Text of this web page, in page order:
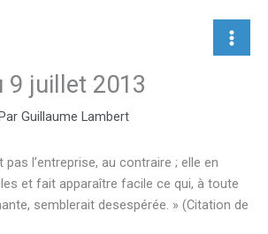
9 juillet 2013
Guillaume Lambert
pas l’entreprise, au contraire ; elle en
et fait apparaître facile ce qui, à toute
semblerait desespérée. » (Citation de